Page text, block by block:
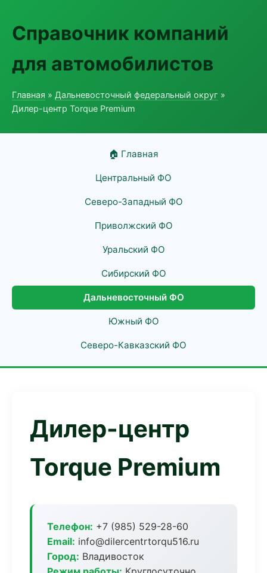
Справочник компаний
для автомобилистов
Главная » Дальневосточный федеральный округ »
Дилер-центр Torque Premium
🏠 Главная
Центральный ФО
Северо-Западный ФО
Приволжский ФО
Уральский ФО
Сибирский ФО
Дальневосточный ФО
Южный ФО
Северо-Кавказский ФО
Дилер-центр
Torque Premium
Телефон: +7 (985) 529-28-60
Email: info@dilercentrtorqu516.ru
Город: Владивосток